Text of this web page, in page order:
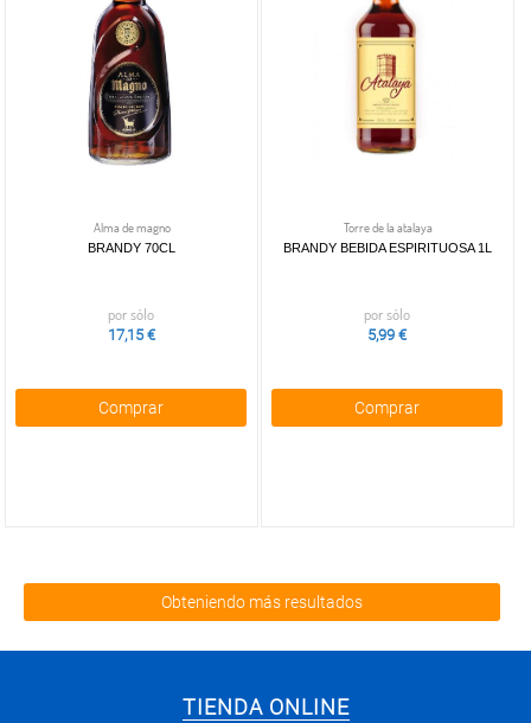
Alma de magno
BRANDY 70CL
por sólo
17,15 €
Comprar
Torre de la atalaya
BRANDY BEBIDA ESPIRITUOSA 1L
por sólo
5,99 €
Comprar
Obteniendo más resultados
TIENDA ONLINE